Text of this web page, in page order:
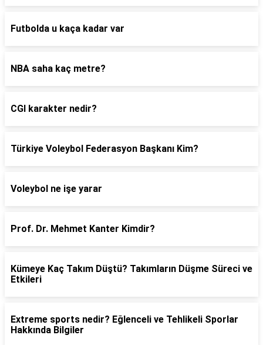
Futbolda u kaça kadar var
NBA saha kaç metre?
CGI karakter nedir?
Türkiye Voleybol Federasyon Başkanı Kim?
Voleybol ne işe yarar
Prof. Dr. Mehmet Kanter Kimdir?
Kümeye Kaç Takım Düştü? Takımların Düşme Süreci ve
Etkileri
Extreme sports nedir? Eğlenceli ve Tehlikeli Sporlar
Hakkında Bilgiler